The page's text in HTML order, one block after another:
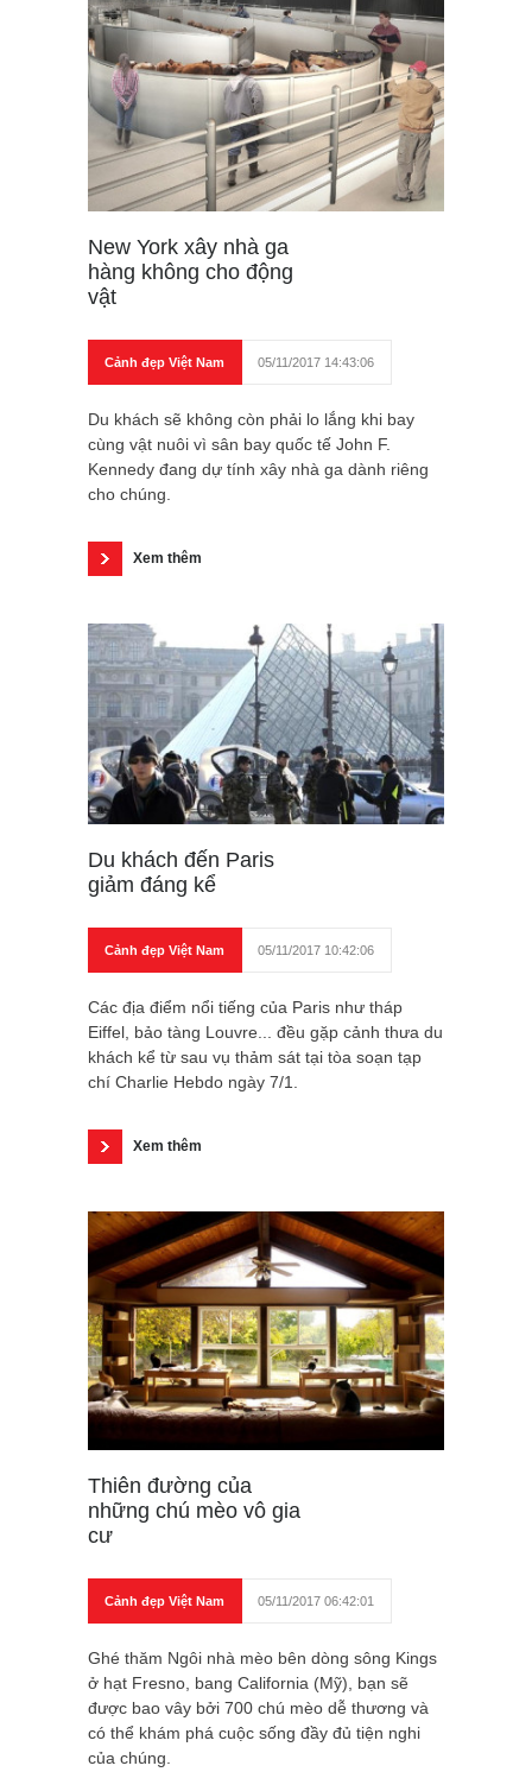
New York xây nhà ga
hàng không cho động
vật
Cảnh đẹp Việt Nam 05/11/2017 14:43:06
Du khách sẽ không còn phải lo lắng khi bay
cùng vật nuôi vì sân bay quốc tế John F.
Kennedy đang dự tính xây nhà ga dành riêng
cho chúng.
Xem thêm
Du khách đến Paris
giảm đáng kể
Cảnh đẹp Việt Nam 05/11/2017 10:42:06
Các địa điểm nổi tiếng của Paris như tháp
Eiffel, bảo tàng Louvre... đều gặp cảnh thưa du
khách kể từ sau vụ thảm sát tại tòa soạn tạp
chí Charlie Hebdo ngày 7/1.
Xem thêm
Thiên đường của
những chú mèo vô gia
cư
Cảnh đẹp Việt Nam 05/11/2017 06:42:01
Ghé thăm Ngôi nhà mèo bên dòng sông Kings
ở hạt Fresno, bang California (Mỹ), bạn sẽ
được bao vây bởi 700 chú mèo dễ thương và
có thể khám phá cuộc sống đầy đủ tiện nghi
của chúng.